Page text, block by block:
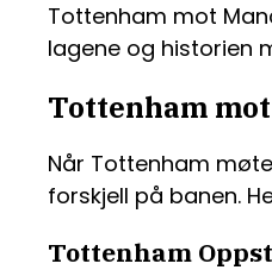
Tottenham mot
lagene og historien
Tottenham
Når Tottenham
forskjell på banen.
Tottenham